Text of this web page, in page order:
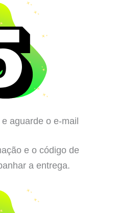
aguarde o e-mail
e o código de
a entrega.